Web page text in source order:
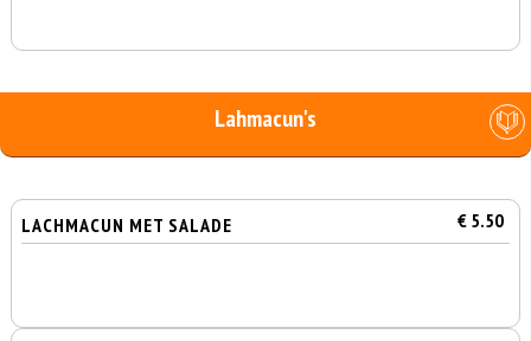
Lahmacun's
LACHMACUN MET SALADE € 5.50